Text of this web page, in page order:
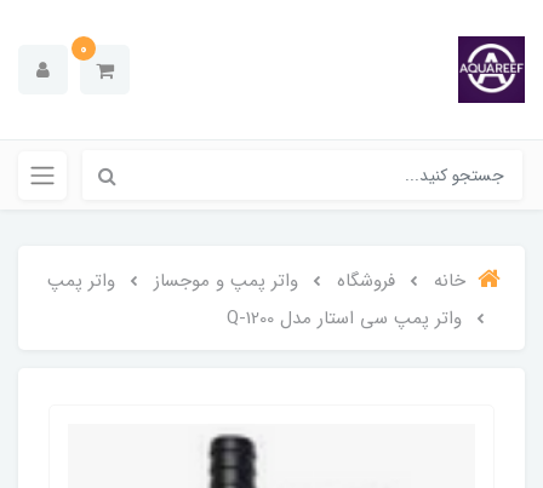
0
خانه فروشگاه واتر پمپ و موجساز
واتر پمپ
واتر پمپ سی استار مدل Q-1200